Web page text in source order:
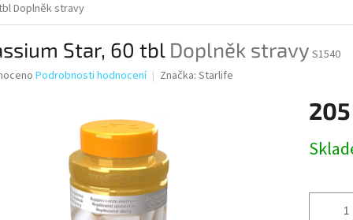
Doplněk stravy
Star, 60 tbl Doplněk stravy S1540
Podrobnosti hodnocení Značka: Starlife
cena: